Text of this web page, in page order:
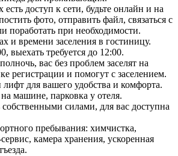
доступ к сети, будьте онлайн и на
фото, отправить файл, связаться с
поработать при необходимости.
и времени заселения в гостиницу.
выехать требуется до 12:00.
вас без проблем заселят на
регистрации и помогут с заселением.
для вашего удобства и комфорта.
машине, парковка у отеля.
силами, для вас доступна
пребывания: химчистка,
камера хранения, ускоренная